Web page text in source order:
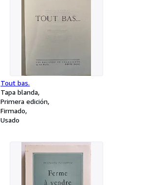
Tout bas.
Tapa blanda
Primera edición
Firmado
Usado